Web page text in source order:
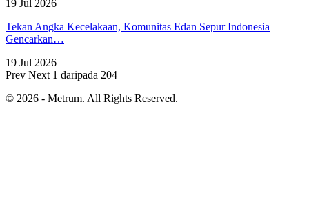
19 Jul 2026
Tekan Angka Kecelakaan, Komunitas Edan Sepur Indonesia
Gencarkan…
19 Jul 2026
Prev Next 1 daripada 204
© 2026 - Metrum. All Rights Reserved.